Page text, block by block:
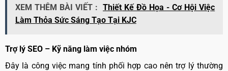
XEM THÊM BÀI VIẾT : Thiết Kế Đồ Họa - Cơ Hội Việc
Làm Thỏa Sức Sáng Tạo Tại KJC
Trợ lý SEO – Kỹ năng làm việc nhóm
Đây là công việc mang tính phối hợp cao nên trợ lý thường